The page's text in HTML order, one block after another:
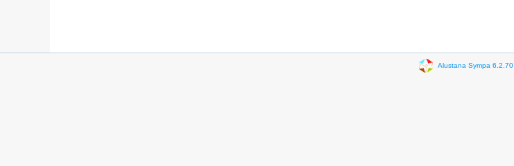
Alustana Sympa 6.2.70